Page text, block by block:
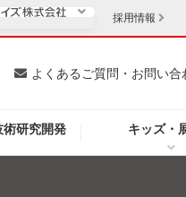
術研究開発 キッズ・
よくあるご質問・お問い合
安定供給
法人のお客さ
採用情報